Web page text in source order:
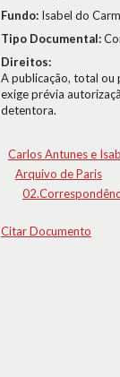
Fundo: Isabel do
Tipo Documental:
Direitos:
A publicação, total ou
exige prévia
detentora.
Carlos Antunes e
Arquivo de Paris
Citar Documento